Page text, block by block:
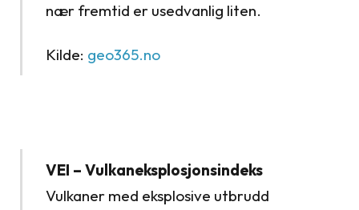
nær fremtid er usedvanlig liten.
Kilde: geo365.no
VEI – Vulkaneksplosjonsindeks
Vulkaner med eksplosive utbrudd